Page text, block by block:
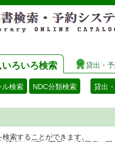
いろいろ検索 貸出・
ル検索 NDC分類検索 貸出
索することができます。